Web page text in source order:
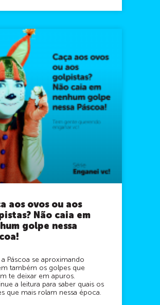
aos ovos ou aos
Não caia em
golpe nessa
Páscoa se aproximando
também os golpes que
te deixar em apuros.
a leitura para saber quais os
que mais rolam nessa época.